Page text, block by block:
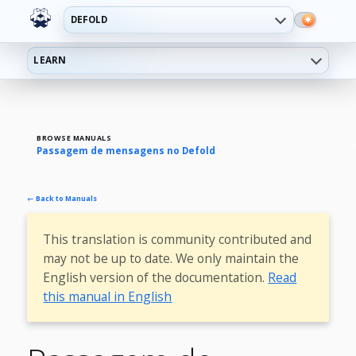
DEFOLD
LEARN
BROWSE MANUALS
Passagem de mensagens no Defold
← Back to Manuals
This translation is community contributed and
may not be up to date. We only maintain the
English version of the documentation. Read
this manual in English